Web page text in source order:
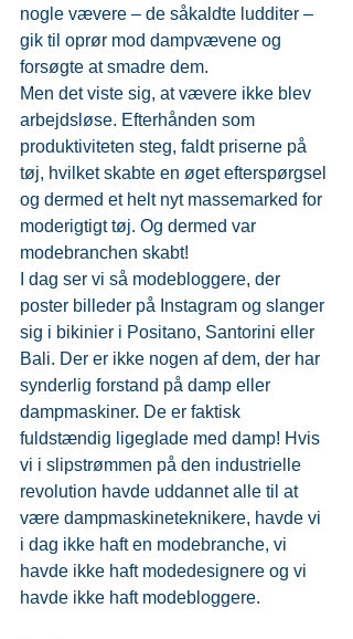
nogle vævere – de såkaldte ludditer –
gik til oprør mod dampvævene og
forsøgte at smadre dem.
Men det viste sig, at vævere ikke blev
arbejdsløse. Efterhånden som
produktiviteten steg, faldt priserne på
tøj, hvilket skabte en øget efterspørgsel
og dermed et helt nyt massemarked for
moderigtigt tøj. Og dermed var
modebranchen skabt!
I dag ser vi så modebloggere, der
poster billeder på Instagram og slanger
sig i bikinier i Positano, Santorini eller
Bali. Der er ikke nogen af dem, der har
synderlig forstand på damp eller
dampmaskiner. De er faktisk
fuldstændig ligeglade med damp! Hvis
vi i slipstrømmen på den industrielle
revolution havde uddannet alle til at
være dampmaskineteknikere, havde vi
i dag ikke haft en modebranche, vi
havde ikke haft modedesignere og vi
havde ikke haft modebloggere.